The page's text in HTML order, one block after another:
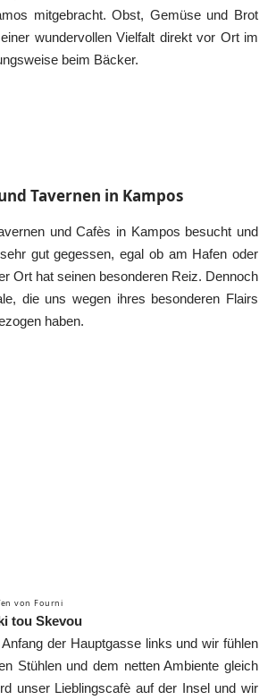
mitgebracht. Obst, Gemüse und Brot
wundervollen Vielfalt direkt vor Ort im
beim Bäcker.
Tavernen in Kampos
und Cafès in Kampos besucht und
gut gegessen, egal ob am Hafen oder
Ort hat seinen besonderen Reiz. Dennoch
die uns wegen ihres besonderen Flairs
haben.
von Fourni
tou Skevou
der Hauptgasse links und wir fühlen
Stühlen und dem netten Ambiente gleich
unser Lieblingscafè auf der Insel und wir